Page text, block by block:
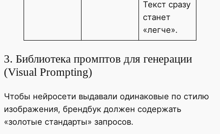
Текст сразу
станет
«легче».
3. Библиотека промптов для генерации
(Visual Prompting)
Чтобы нейросети выдавали одинаковые по стилю
изображения, брендбук должен содержать
«золотые стандарты» запросов.